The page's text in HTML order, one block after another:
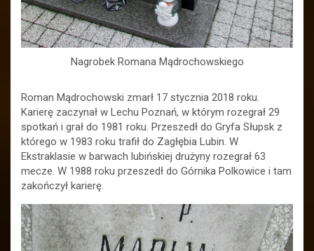
Nagrobek Romana Mądrochowskiego
Roman Mądrochowski zmarł 17 stycznia 2018 roku.
Karierę zaczynał w Lechu Poznań, w którym rozegrał 29
spotkań i grał do 1981 roku. Przeszedł do Gryfa Słupsk z
którego w 1983 roku trafił do Zagłębia Lubin. W
Ekstraklasie w barwach lubińskiej drużyny rozegrał 63
mecze. W 1988 roku przeszedł do Górnika Polkowice i tam
zakończył karierę.